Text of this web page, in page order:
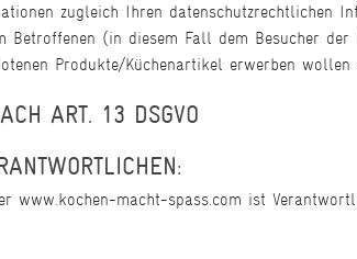
zugleich Ihren datenschutzrechtlichen
Betroffenen (in diesem Fall dem Besucher
Produkte/Küchenartikel erwerben wollen
ART. 13 DSGVO
www.kochen-macht-spass.com ist